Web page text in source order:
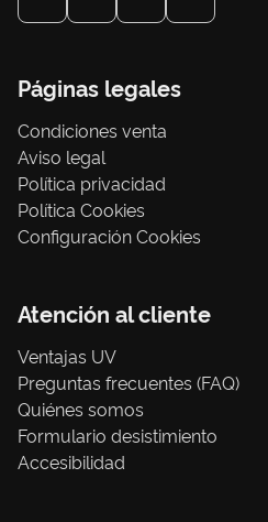
Páginas legales
Condiciones venta
Aviso legal
Política privacidad
Política Cookies
Configuración Cookies
Atención al cliente
Ventajas UV
Preguntas frecuentes (FAQ)
Quiénes somos
Formulario desistimiento
Accesibilidad